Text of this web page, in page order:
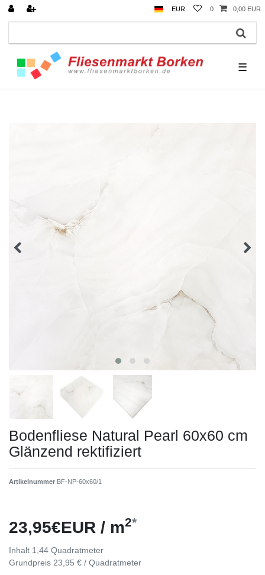
EUR 0 0,00 EUR
☰
Bodenfliese Natural Pearl 60x60 cm
Glänzend rektifiziert
Artikelnummer BF-NP-60x60/1
23,95€EUR / m2*
Inhalt 1,44 Quadratmeter
Grundpreis 23,95 € / Quadratmeter